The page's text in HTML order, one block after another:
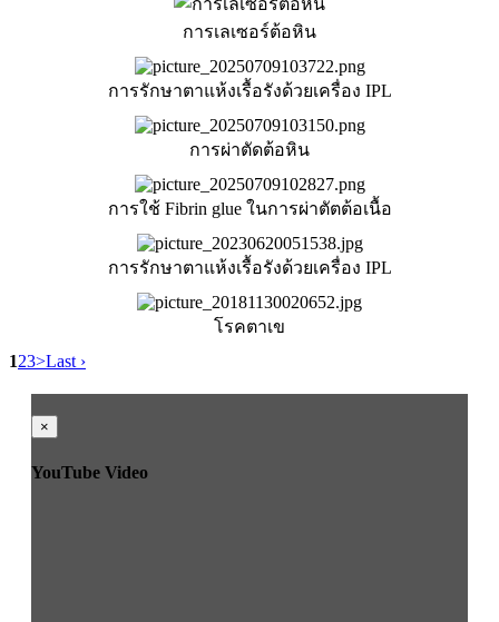
การเลเซอร์ต้อหิน
การรักษาตาแห้งเรื้อรังด้วยเครื่อง IPL
การผ่าตัดต้อหิน
การใช้ Fibrin glue ในการผ่าตัตต้อเนื้อ
การรักษาตาแห้งเรื้อรังด้วยเครื่อง IPL
โรคตาเข
123>Last ›
×
YouTube Video